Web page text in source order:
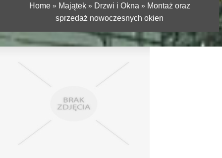
Home» Majątek» Drzwi i Okna » Montaż oraz
sprzedaż nowoczesnych okien